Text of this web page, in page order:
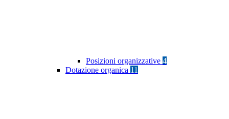
Posizioni organizzative 4
Dotazione organica 11